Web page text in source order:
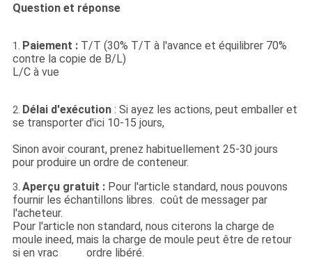
Question et réponse
1. Paiement :T/T (30% T/T à l'avance et équilibrer 70%
contre la copie de B/L)
L/C à vue
2. Délai d'exécution: Si ayez les actions, peut emballer et
se transporter d'ici 10-15 jours,
Sinon avoir courant, prenez habituellement 25-30 jours
pour produire un ordre de conteneur.
3. Aperçu gratuit :Pour l'article standard, nous pouvons
fournir les échantillons libres. coût de messager par
l'acheteur.
Pour l'article non standard, nous citerons la charge de
moule ineed, mais la charge de moule peut être de retour
si en vrac ordre libéré.